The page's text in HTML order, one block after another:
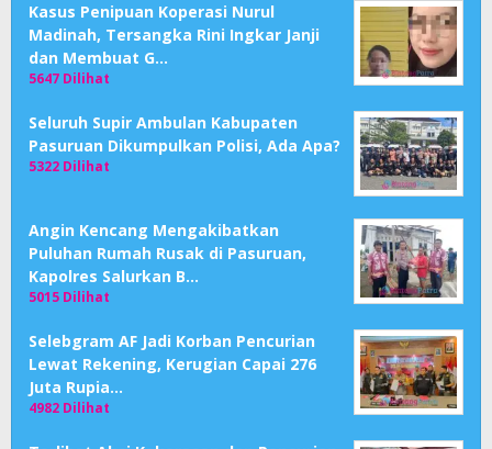
Kasus Penipuan Koperasi Nurul
Madinah, Tersangka Rini Ingkar Janji
dan Membuat G…
5647 Dilihat
Seluruh Supir Ambulan Kabupaten
Pasuruan Dikumpulkan Polisi, Ada Apa?
5322 Dilihat
Angin Kencang Mengakibatkan
Puluhan Rumah Rusak di Pasuruan,
Kapolres Salurkan B…
5015 Dilihat
Selebgram AF Jadi Korban Pencurian
Lewat Rekening, Kerugian Capai 276
Juta Rupia…
4982 Dilihat